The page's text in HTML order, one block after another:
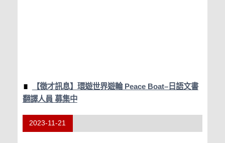
【徵才訊息】環遊世界遊輪 Peace Boat–日語文書
翻譯人員 募集中
2023-11-21